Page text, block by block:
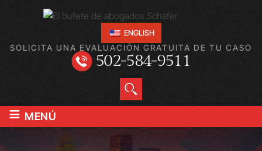
ENGLISH
SOLICITA UNA EVALUACIÓN GRATUITA DE TU CASO
502-584-9511
≡ MENÚ